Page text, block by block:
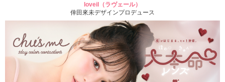
loveil（ラヴェール）
倖田來未デザインプロデュース